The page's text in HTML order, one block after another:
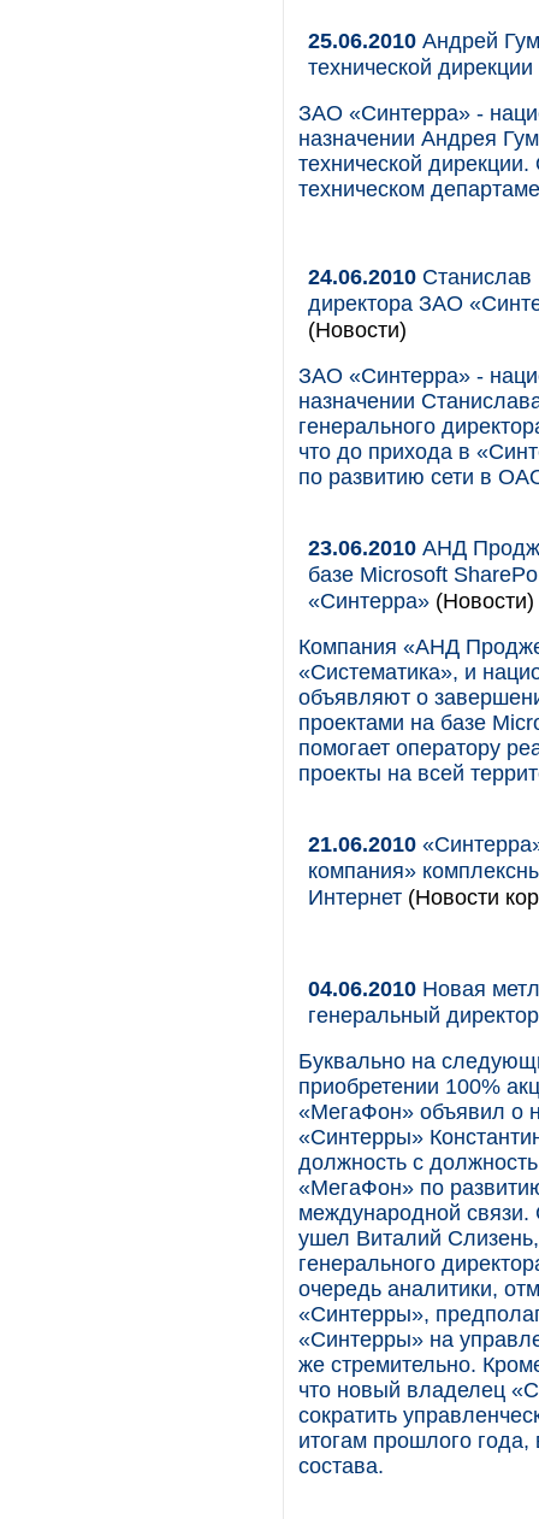
25.06.2010 Андрей
технической
ЗАО «Синтерра» -
назначении Андрея
технической
техническом
24.06.2010 Станислав
директора ЗАО
(Новости)
ЗАО «Синтерра» -
назначении
генерального
что до прихода в
по развитию сети в
23.06.2010 АНД
базе Microsoft
«Синтерра» (Новости)
Компания «АНД
«Систематика», и
объявляют о
проектами на базе
помогает оператору
проекты на всей
21.06.2010
компания»
Интернет (Новости
04.06.2010 Новая
генеральный
Буквально на
приобретении 100%
«МегаФон» объявил о
«Синтерры»
должность с
«МегаФон» по
международной связи.
ушел Виталий
генерального
очередь аналитики,
«Синтерры»,
«Синтерры» на
же стремительно.
что новый владелец
сократить
итогам прошлого
состава.